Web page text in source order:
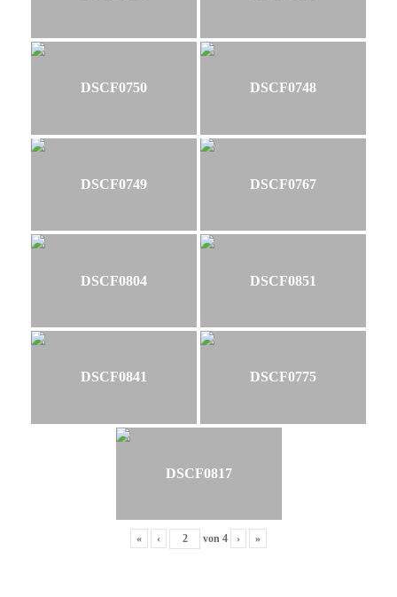
DSCF0750 DSCF0748
DSCF0749 DSCF0767
DSCF0804 DSCF0851
DSCF0841 DSCF0775
DSCF0817
« ‹ von 4 › »